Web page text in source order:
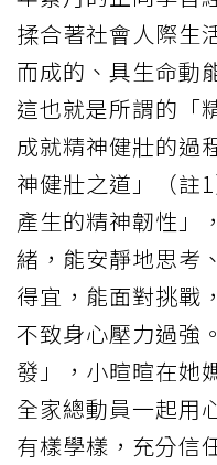
揉合著社會人際生
而成的、具生命動
這也就是所謂的「
成就精神健壯的過
神健壯之道」（註
產生的精神韌性」
緒，能安靜地思考
得宜，能面對挑戰
不致身心壓力過強
發」，小暄暄在她
全家總動員一起用
有樣學樣，充分信